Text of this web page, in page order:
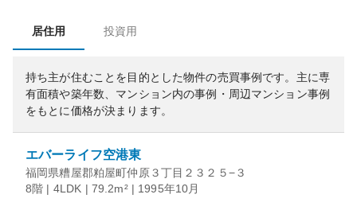
居住用 投資用
持ち主が住むことを目的とした物件の売買事例です。 主に専
有面積や築年数、マンション内の事例・周辺マンション事例
をもとに価格が決まります。
エバーライフ空港東
福岡県糟屋郡粕屋町仲原３丁目２３２５−３
8階 | 4LDK | 79.2m² | 1995年10月